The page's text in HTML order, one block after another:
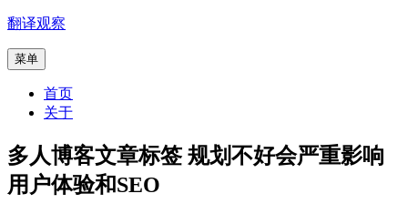
跳
内
翻译观察
菜单
首页
关于
多人博客文章标签 规划不好会严重影响
用户体验和SEO